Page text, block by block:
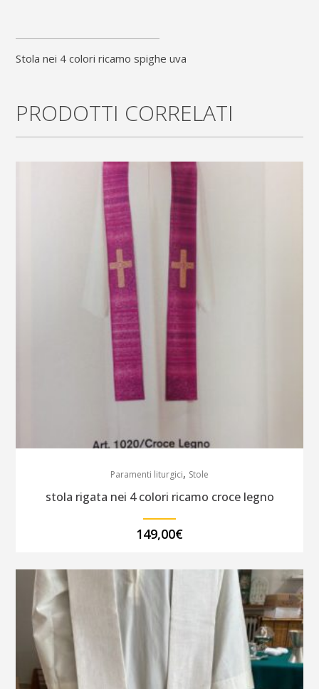
ricamo
spighe
quantity
stola nei 4 colori ricamo spighe uva
PRODOTTI CORRELATI
Paramenti liturgici, Stole
stola rigata nei 4 colori ricamo croce legno
149,00€